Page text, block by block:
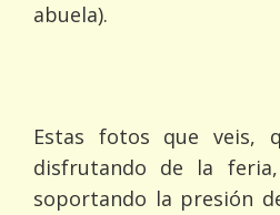
abuela).
Estas fotos que veis,
disfrutando de la
soportando la presión